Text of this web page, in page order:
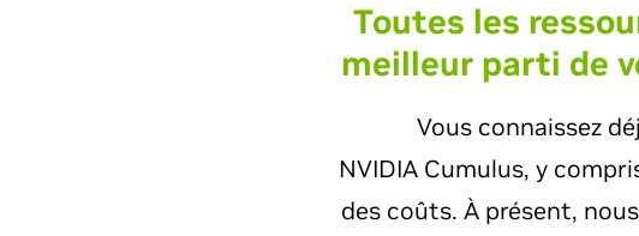
Toutes les
meilleur parti de
Vous connaissez
NVIDIA Cumulus, y
des coûts. À présent,